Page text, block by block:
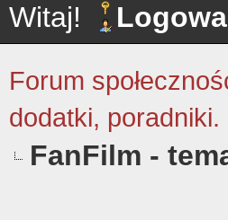
Witaj!
Forum
dodatki, poradniki.
FanFilm -